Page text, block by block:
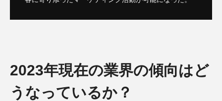
2023年現在の業界の傾向はど
うなっているか？